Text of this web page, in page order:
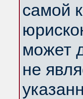
самой
может
не